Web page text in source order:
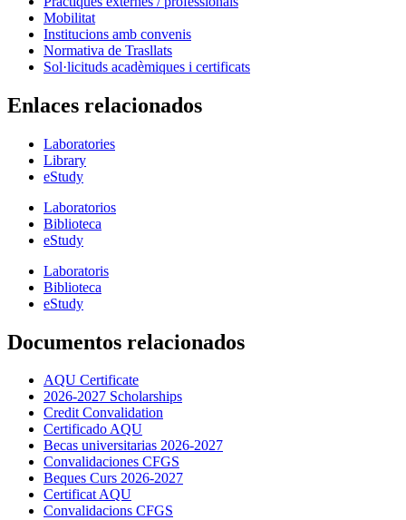
Mobilitat
Institucions amb convenis
Normativa de Trasllats
Sol·licituds acadèmiques i certificats
Enlaces relacionados
Laboratories
Library
eStudy
Laboratorios
Biblioteca
eStudy
Laboratoris
Biblioteca
eStudy
Documentos relacionados
AQU Certificate
2026-2027 Scholarships
Credit Convalidation
Certificado AQU
Becas universitarias 2026-2027
Convalidaciones CFGS
Beques Curs 2026-2027
Certificat AQU
Convalidacions CFGS